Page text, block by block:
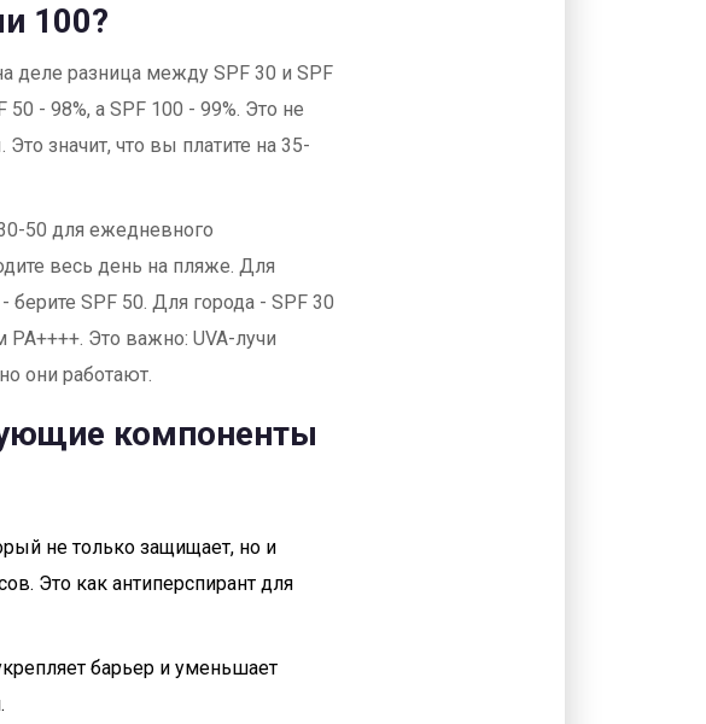
100?
деле разница между SPF 30 и SPF
50 - 98%, а SPF 100 - 99%. Это не
значит, что вы платите на 35-
50 для ежедневного
весь день на пляже. Для
SPF 50. Для города - SPF 30
Это важно: UVA-лучи
они работают.
компоненты
не только защищает, но и
Это как антиперспирант для
барьер и уменьшает